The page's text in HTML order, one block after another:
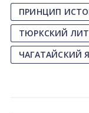
ПРИНЦИП
ТЮРКСКИЙ
ЧАГАТАЙСКИЙ